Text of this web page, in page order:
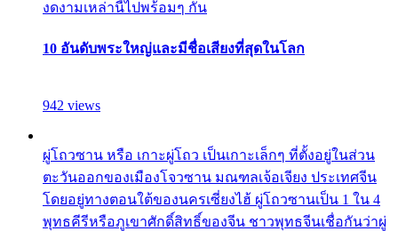
งดงามเหล่านี้ไปพร้อมๆ กัน
10 อันดับพระใหญ่และมีชื่อเสียงที่สุดในโลก
942 views
ผู่โถวซาน หรือ เกาะผู่โถว เป็นเกาะเล็กๆ ที่ตั้งอยู่ในส่วน
ตะวันออกของเมืองโจวซาน มณฑลเจ้อเจียง ประเทศจีน
โดยอยู่ทางตอนใต้ของนครเซี่ยงไฮ้ ผู่โถวซานเป็น 1 ใน 4
พุทธคีรีหรือภูเขาศักดิ์สิทธิ์ของจีน ชาวพุทธจีนเชื่อกันว่าผู่